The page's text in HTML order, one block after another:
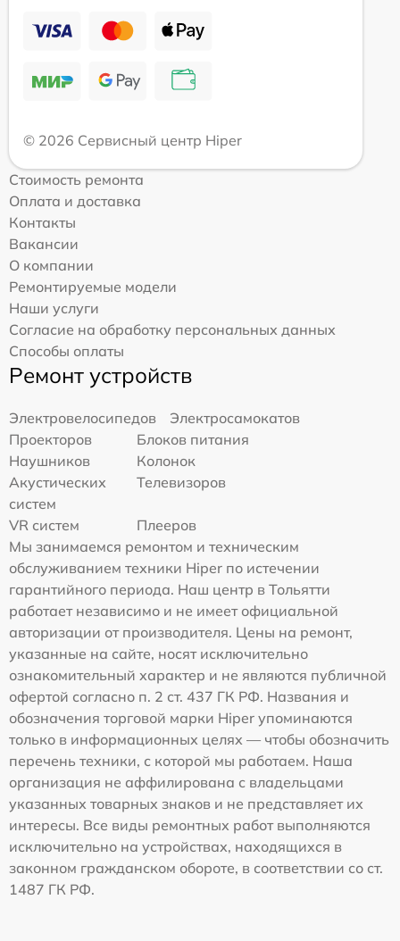
© 2026 Сервисный центр Hiper
Стоимость ремонта
Оплата и доставка
Контакты
Вакансии
О компании
Ремонтируемые модели
Наши услуги
Согласие на обработку персональных данных
Способы оплаты
Ремонт устройств
Электровелосипедов
Электросамокатов
Проекторов
Блоков питания
Наушников
Колонок
Акустических
систем
Телевизоров
VR систем
Плееров
Мы занимаемся ремонтом и техническим
обслуживанием техники Hiper по истечении
гарантийного периода. Наш центр в Тольятти
работает независимо и не имеет официальной
авторизации от производителя. Цены на ремонт,
указанные на сайте, носят исключительно
ознакомительный характер и не являются публичной
офертой согласно п. 2 ст. 437 ГК РФ. Названия и
обозначения торговой марки Hiper упоминаются
только в информационных целях — чтобы обозначить
перечень техники, с которой мы работаем. Наша
организация не аффилирована с владельцами
указанных товарных знаков и не представляет их
интересы. Все виды ремонтных работ выполняются
исключительно на устройствах, находящихся в
законном гражданском обороте, в соответствии со ст.
1487 ГК РФ.